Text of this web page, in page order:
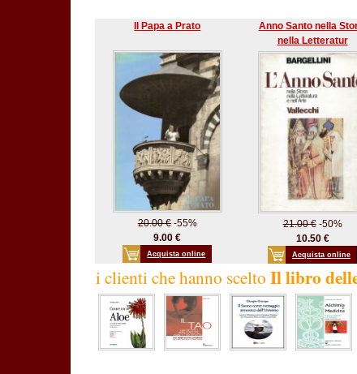
Il Papa a Prato
20.00 €-55%
9.00 €
Acquista online
Anno Santo nella
nella Letteratur
21.00 €-50%
10.50 €
Acquista online
i clienti che hanno scelto Il libro